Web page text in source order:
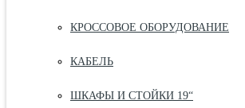
КРОССОВОЕ ОБОРУДОВАНИЕ
КАБЕЛЬ
ШКАФЫ И СТОЙКИ 19“